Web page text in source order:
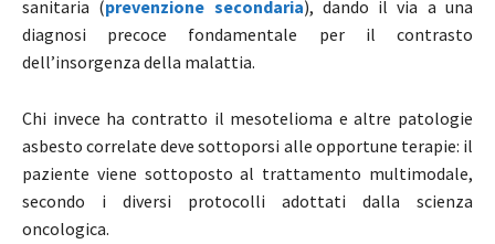
sanitaria (prevenzione secondaria), dando il via a una
diagnosi precoce fondamentale per il contrasto
dell’insorgenza della malattia.
Chi invece ha contratto il mesotelioma e altre patologie
asbesto correlate deve sottoporsi alle opportune terapie: il
paziente viene sottoposto al trattamento multimodale,
secondo i diversi protocolli adottati dalla scienza
oncologica.